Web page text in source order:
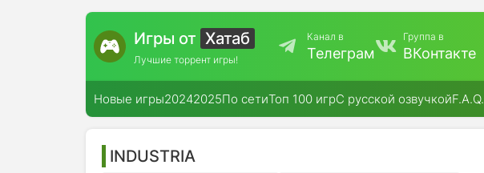
Игры от Хатаб
Лучшие торрент игры!
Канал в
Телеграм
Группа в
ВКонтакте
Новые игры20242025По сетиТоп 100 игрС русской озвучкойF.A.Q.
INDUSTRIA